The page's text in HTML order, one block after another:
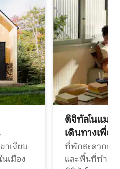
าเงียบ
เมือง
ดิจิทัลโนแมด
เดินทางเพื่อ
ที่พักสะดวกสบ
และพื้นที่ทำงา